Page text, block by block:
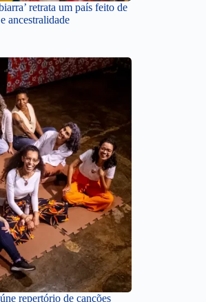
retrata um país feito de
ancestralidade
repertório de canções